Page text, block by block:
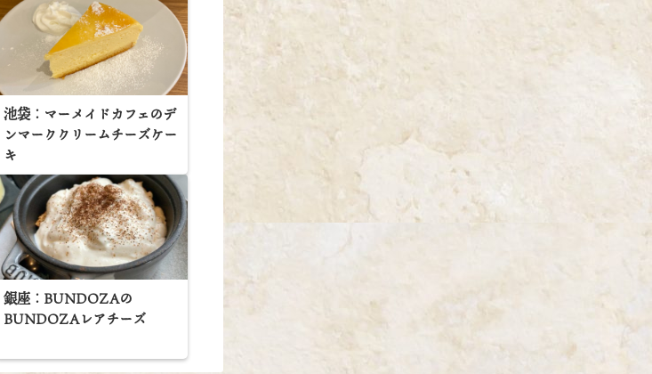
池袋：マーメイドカフェのデ
ンマーククリームチーズケー
キ
銀座：BUNDOZAの
BUNDOZAレアチーズ